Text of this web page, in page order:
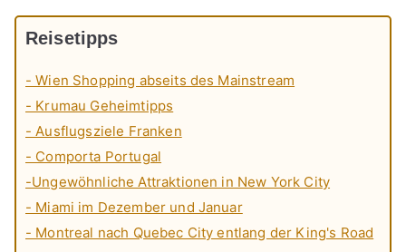
Reisetipps
- Wien Shopping abseits des Mainstream
- Krumau Geheimtipps
- Ausflugsziele Franken
- Comporta Portugal
-Ungewöhnliche Attraktionen in New York City
- Miami im Dezember und Januar
- Montreal nach Quebec City entlang der King's Road